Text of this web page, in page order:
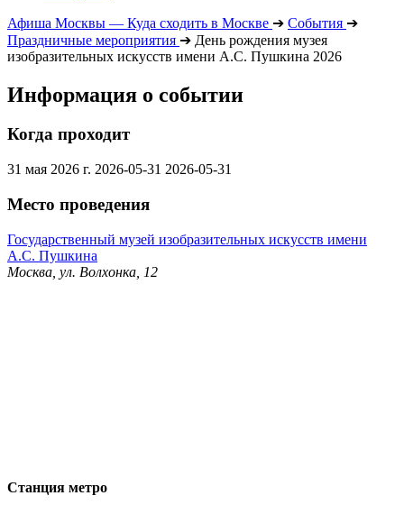
Афиша Москвы — Куда сходить в Москве ➔ События ➔
Праздничные мероприятия ➔ День рождения музея
изобразительных искусств имени А.С. Пушкина 2026
Информация о событии
Когда проходит
31 мая 2026 г. 2026-05-31 2026-05-31
Место проведения
Государственный музей изобразительных искусств имени
А.С. Пушкина
Москва, ул. Волхонка, 12
Станция метро